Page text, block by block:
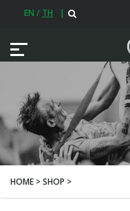
EN / TH |
HOME > SHOP >